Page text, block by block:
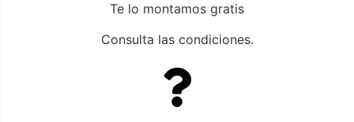
Te lo montamos gratis
Consulta las condiciones.